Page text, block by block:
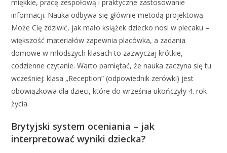
miękkie, pracę zespołową i praktyczne zastosowanie
informacji. Nauka odbywa się głównie metodą projektową.
Może Cię zdziwić, jak mało książek dziecko nosi w plecaku –
większość materiałów zapewnia placówka, a zadania
domowe w młodszych klasach to zazwyczaj krótkie,
codzienne czytanie. Warto pamiętać, że nauka zaczyna się tu
wcześniej: klasa „Reception” (odpowiednik zerówki) jest
obowiązkowa dla dzieci, które do września ukończyły 4. rok
życia.
Brytyjski system oceniania – jak
interpretować wyniki dziecka?